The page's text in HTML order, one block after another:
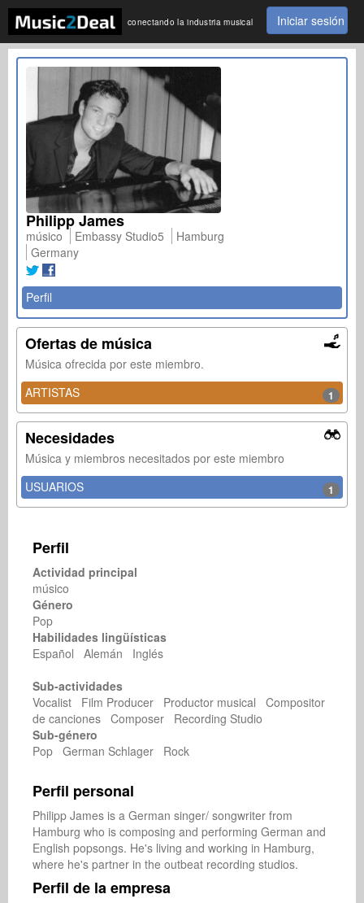
conectando la industria musical Iniciar sesión
Philipp James
músico Embassy Studio5
Hamburg
Germany
Perfil
Ofertas de música
Música ofrecida por este miembro.
ARTISTAS
1
Necesidades
Música y miembros necesitados por este miembro
USUARIOS
1
Perfil
Actividad principal
músico
Género
Pop
Habilidades lingüísticas
Español Alemán Inglés
Sub-actividades
Vocalist Film Producer Productor musical Compositor
de canciones Composer Recording Studio
Sub-género
Pop German Schlager Rock
Perfil personal
Philipp James is a German singer/ songwriter from
Hamburg who is composing and performing German and
English popsongs. He's living and working in Hamburg,
where he's partner in the outbeat recording studios.
Perfil de la empresa